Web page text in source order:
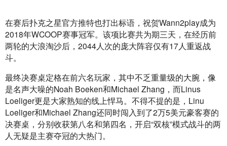
在赛后扑克之星官方推特也打出标语，祝贺Wann2play成为
2018年WCOOP赛事冠军。该项比赛共为期三天，在经历前
两轮的大浪淘沙后，2044人次的庞大阵容仅有17人重返战
斗。
最终决赛桌定格在前六名玩家，其中不乏重量级的大腕，像
是名声大噪的Noah Boeken和Michael Zhang，而Linus
Loeliger更是大家熟知的线上悍马。不得不提的是，Linu
Loeliger和Michael Zhang还同时闯入到了2万5美元豪客赛的
决赛桌，分别收获第八名和第四名，开启“双核”模式战斗的两
人无疑是主赛夺冠的大热门。